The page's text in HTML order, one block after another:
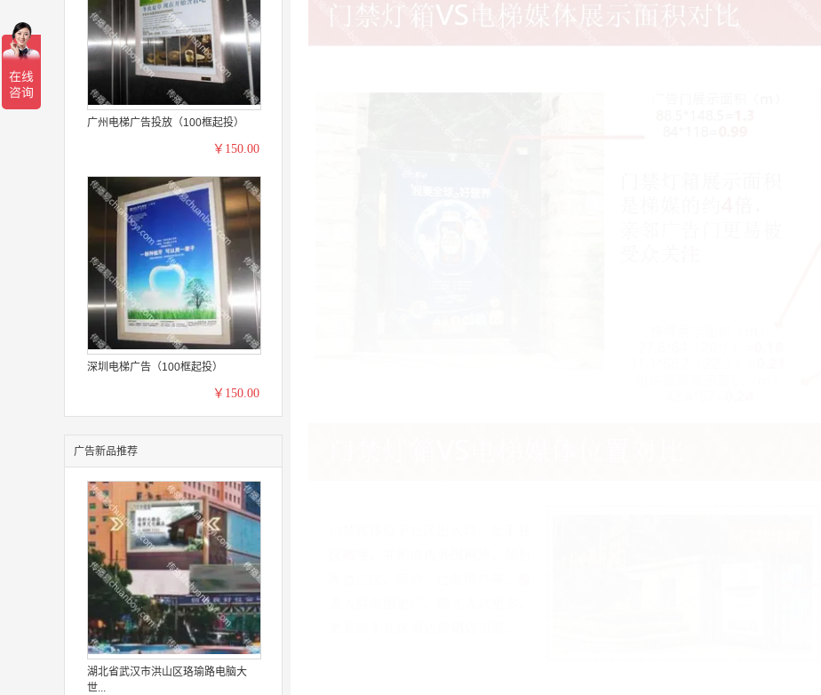
广州电梯广告投放（100框起投）
￥150.00
深圳电梯广告（100框起投）
￥150.00
广告新品推荐
湖北省武汉市洪山区珞瑜路电脑大
世...